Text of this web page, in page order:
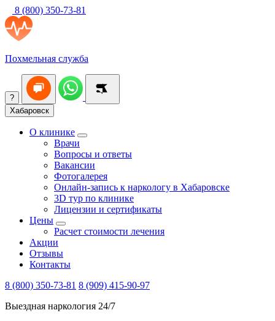
8 (800) 350-73-81
Похмельная служба
?
Хабаровск
О клинике
Врачи
Вопросы и ответы
Вакансии
Фотогалерея
Онлайн-запись к наркологу в Хабаровске
3D тур по клинике
Лицензии и сертификаты
Цены
Расчет стоимости лечения
Акции
Отзывы
Контакты
8 (800) 350-73-81 8 (909) 415-90-97
Выездная наркология 24/7